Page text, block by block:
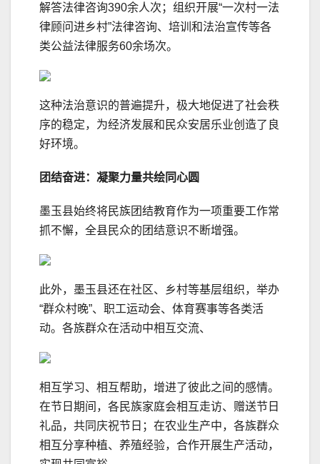
解答法律咨询390余人次；组织开展“一次村一法
律顾问进乡村”法律咨询、培训和法治宣传等各
类公益法律服务60余场次。
这种法治意识的普遍提升，极大地促进了社会秩
序的稳定，为经济发展和民众安居乐业创造了良
好环境。
团结奋进：凝聚力量共绘同心圆
墨玉县始终将民族团结教育作为一项重要工作常
抓不懈，全县民众的团结意识不断增强。
此外，墨玉县还在社区、乡村等基层组织，举办
“群众村晚”、职工运动会、体育赛事等各类活
动。各族群众在活动中相互交流、
相互学习、相互帮助，增进了彼此之间的感情。
在节日期间，各民族家庭会相互走访、赠送节日
礼品，共同庆祝节日；在农业生产中，各族群众
相互分享种植、养殖经验，合作开展生产活动，